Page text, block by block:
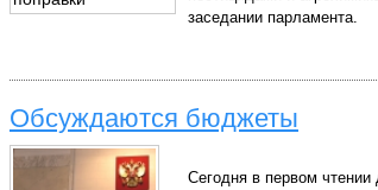
заседании парламента.
Обсуждаются бюджеты
Сегодня в первом чтении